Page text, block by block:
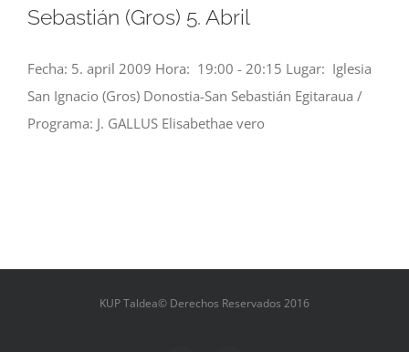
Sebastián (Gros) 5. Abril
Fecha: 5. april 2009 Hora: 19:00 - 20:15 Lugar: Iglesia
San Ignacio (Gros) Donostia-San Sebastián Egitaraua /
Programa: J. GALLUS Elisabethae vero
KUP Taldea© Derechos Reservados 2016